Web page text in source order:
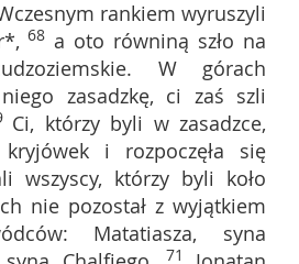
rankiem wyruszyli
68 a oto równiną szło na
W górach
zasadzkę, ci zaś szli
Ci, którzy byli w zasadzce,
i rozpoczęła się
wszyscy, którzy byli koło
nie pozostał z wyjątkiem
Matatiasza, syna
71